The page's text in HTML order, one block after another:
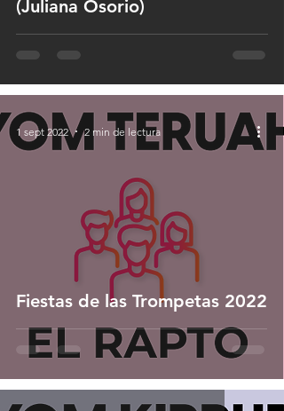
(Juliana Osorio)
Fiestas de las Trompetas 2022
1 sept 2022 2 min de lectura